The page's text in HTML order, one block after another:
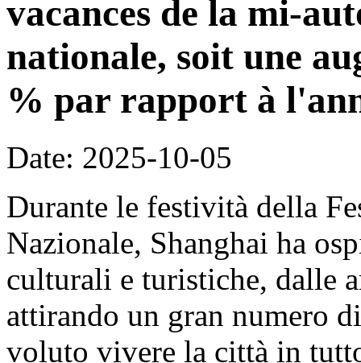
vacances de la mi-
nationale, soit une
% par rapport à
Date: 2025-10-05
Durante le festività della
Nazionale, Shanghai ha
culturali e turistiche, dalle
attirando un gran numero
voluto vivere la città in